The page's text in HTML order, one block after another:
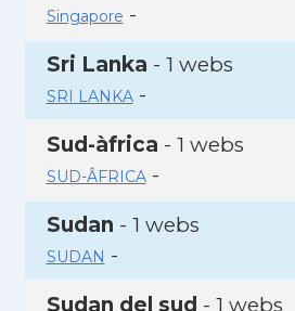
Singapore -
Sri Lanka - 1 webs
SRI LANKA-
Sud-àfrica - 1 webs
SUD-ÂFRICA-
Sudan - 1 webs
SUDAN -
Sudan del sud - 1 webs